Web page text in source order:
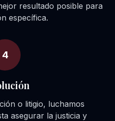
resultado posible para
específica.
4
o litigio, luchamos
asegurar la justicia y